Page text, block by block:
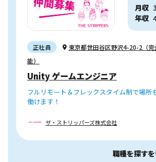
月収
年収
正社員
東京都世田谷区野沢4-20-2（
能）
Unity ゲームエンジニア
フルリモート＆フレックスタイム制で場所
働けます！
ザ・ストリッパーズ株式会社
職種を探す